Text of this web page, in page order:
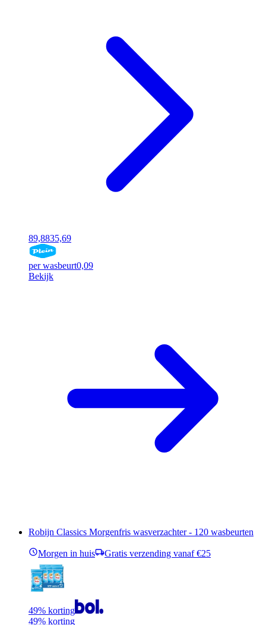
89,8835,69
per wasbeurt0,09
Bekijk
Robijn Classics Morgenfris wasverzachter - 120 wasbeurten
Morgen in huis Gratis verzending vanaf €25
49% korting
49% korting